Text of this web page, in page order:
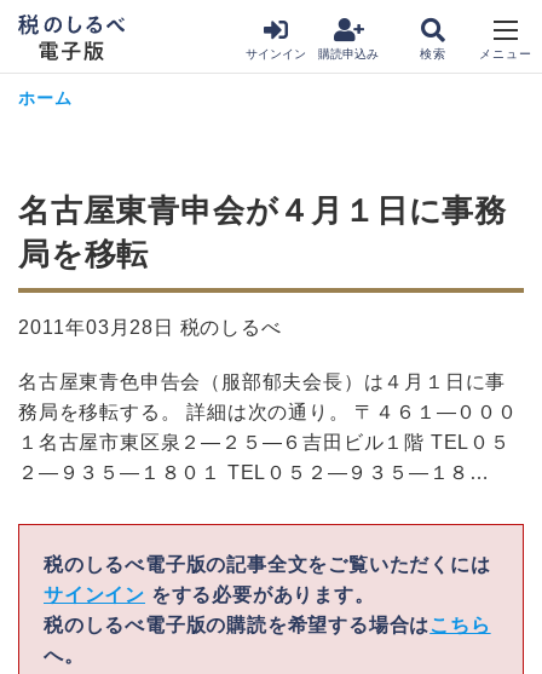
サインイン 購読申込み
ホーム
名古屋東青申会が４月１日に事務
局を移転
2011年03月28日 税のしるべ
名古屋東青色申告会（服部郁夫会長）は４月１日に事
務局を移転する。 詳細は次の通り。 〒４６１―０００
１名古屋市東区泉２―２５―６吉田ビル１階 TEL０５
２―９３５―１８０１ TEL０５２―９３５―１８…
税のしるべ電子版の記事全文をご覧いただくには
サインイン をする必要があります。
税のしるべ電子版の購読を希望する場合は こちら
へ。